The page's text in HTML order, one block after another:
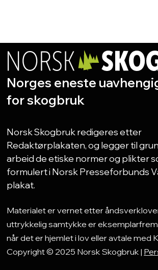
Norges eneste
for skogbruk
Norsk Skogbruk redigeres etter
Redaktørplakaten, og legger til
arbeid de etiske normer og plikter
formulert i Norsk Presseforbunds
plakat.
Materialet er vernet etter
uttrykkelig samtykke er
når det er hjemlet i lov eller avtale med
Copyright © 2025 Norsk Skogbruk |